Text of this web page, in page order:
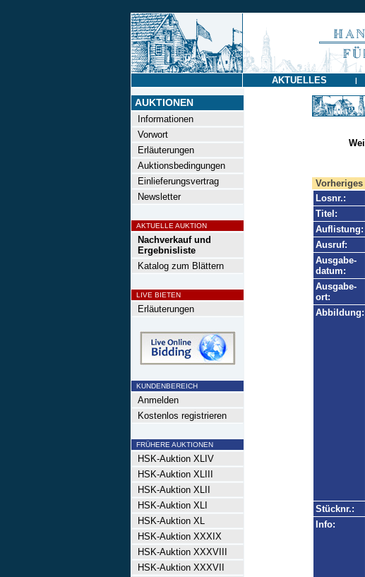
AKTUELLES |
AUKTIONEN
Informationen
Vorwort
Erläuterungen
Auktionsbedingungen
Einlieferungsvertrag
Newsletter
AKTUELLE AUKTION
Nachverkauf und
Ergebnisliste
Katalog zum Blättern
LIVE BIETEN
Erläuterungen
KUNDENBEREICH
Anmelden
Kostenlos registrieren
FRÜHERE AUKTIONEN
HSK-Auktion XLIV
HSK-Auktion XLIII
HSK-Auktion XLII
HSK-Auktion XLI
HSK-Auktion XL
HSK-Auktion XXXIX
HSK-Auktion XXXVIII
HSK-Auktion XXXVII
Vorheriges
Losnr.:
Titel:
Auflistung:
Ausruf:
Ausgabe-
datum:
Ausgabe-
ort:
Abbildung:
Stücknr.:
Info: